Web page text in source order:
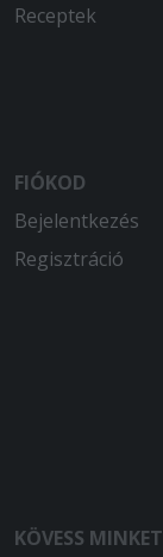
Receptek
FIÓKOD
Bejelentkezés
Regisztráció
KÖVESS MINKET